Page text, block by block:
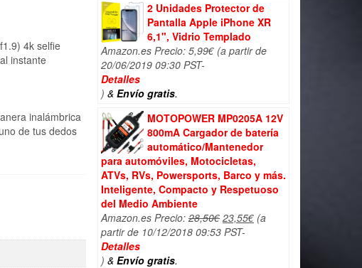
4k selfie
instante
inalámbrica
de tus dedos
2 Unidades Protector de
Pantalla Apple iPhone XR
6,1", Vidrio Templado
Amazon.es Precio: 5,99€ (a partir de
20/06/2019 09:30 PST-
Detalles
) & Envío gratis.
MOTOPOWER MP0205A 12V
800mA Cargador de batería
automático/Mantenedor
para automóviles, Motocicletas,
ATVs, RVs, Powersports, Barco y más.
Inteligente, Compacto y Respetuoso
del Medio Ambiente
Amazon.es Precio: 28,50€ El
precio
23,55€El(a
partir de 10/12/2018 09:53 PST-
Detalles
) & Envío gratis.